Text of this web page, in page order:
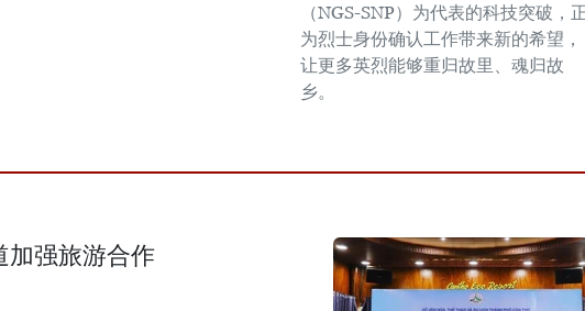
（NGS-SNP）为代表的科技突破，
为烈士身份确认工作带来新的希望，
让更多英烈能够重归故里、魂归故
乡。
加强旅游合作